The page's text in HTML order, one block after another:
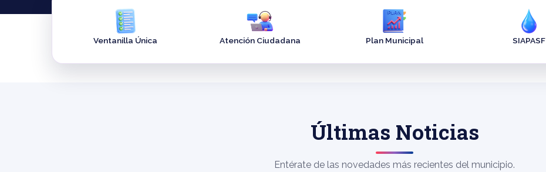
Ventanilla Única Atención Ciudadana Plan Municipal SIAPASF
Últimas Noticias
Entérate de las novedades más recientes del municipio.